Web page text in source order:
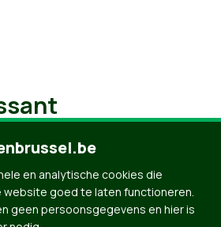
en analytische cookies die
website goed te laten functioneren.
geen persoonsgegevens en hier is